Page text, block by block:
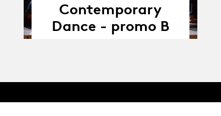
Contemporary
Dance - promo B